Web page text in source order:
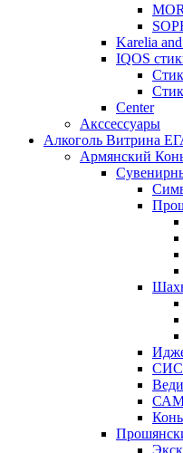
Karelia
IQOS
Сenter
Акссессуары
Алкоголь Витрина
Армянский